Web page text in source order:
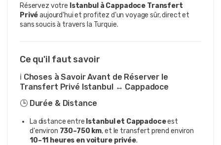
Réservez votre Istanbul à Cappadoce Transfert
Privé aujourd'hui et profitez d'un voyage sûr, direct et
sans soucis à travers la Turquie.
Ce qu'il faut savoir
ℹ️ Choses à Savoir Avant de Réserver le
Transfert Privé Istanbul ↔ Cappadoce
🕒 Durée & Distance
La distance entre Istanbul et Cappadoceest
d'environ 730–750 km, et le transfert prend environ
10–11 heures en voiture privée.